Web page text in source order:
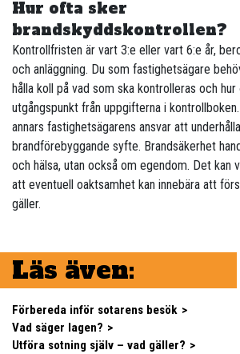
Hur ofta sker
brandskyddskontrollen?
Kontrollfristen är vart 3:e eller vart 6:e år,
och anläggning. Du som fastighetsägare
hålla koll på vad som ska kontrolleras och
utgångspunkt från uppgifterna i
annars fastighetsägarens ansvar att
brandförebyggande syfte. Brandsäkerhet
och hälsa, utan också om egendom. Det kan
att eventuell oaktsamhet kan innebära att
gäller.
Läs även:
Förbereda inför sotarens besök
Vad säger lagen?
Utföra sotning själv – vad gäller?